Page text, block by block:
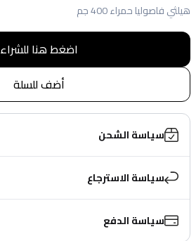
هيلثي فاصوليا حمراء 400 جم
اضغط هنا للشراء
أضف للسلة
سياسة الشحن
سياسة الاسترجاع
سياسة الدفع